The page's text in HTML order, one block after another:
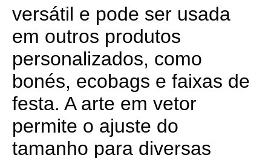
versátil e pode ser usada
em outros produtos
personalizados, como
bonés, ecobags e faixas de
festa. A arte em vetor
permite o ajuste do
tamanho para diversas